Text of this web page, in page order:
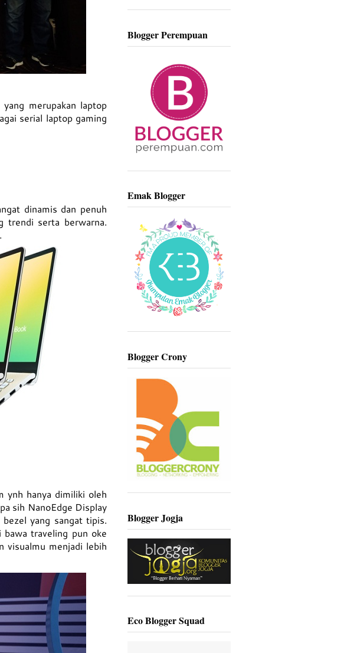
merupakan laptop
serial laptop gaming
dinamis dan penuh
trendi serta berwarna.
ynh hanya dimiliki oleh
sih NanoEdge Display
yang sangat tipis.
bawa traveling pun oke
visualmu menjadi lebih
Blogger Perempuan
Emak Blogger
Blogger Crony
Blogger Jogja
Eco Blogger Squad